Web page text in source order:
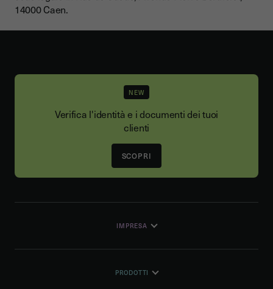
14000 Caen.
NEW
Verifica l'identità e i documenti dei tuoi
clienti
SCOPRI
IMPRESA
PRODOTTI